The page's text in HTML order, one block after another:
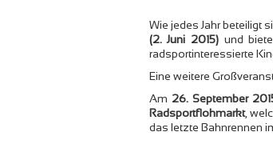
Wie jedes Jahr beteiligt
(2. Juni 2015) und
radsportinteressierte
Eine weitere
Am 26. September
Radsportflohmarkt,
das letzte Bahnrennen